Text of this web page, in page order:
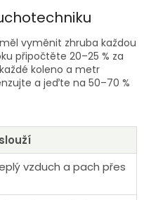
vyměnit zhruba každou
připočtěte 20–25 % za
koleno a metr
a jeďte na 50–70 %
vzduch a pach přes